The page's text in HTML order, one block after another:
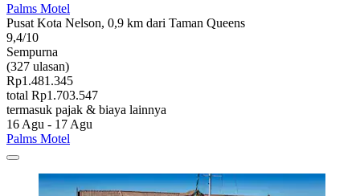
Palms Motel
Pusat Kota Nelson, 0,9 km dari Taman Queens
9,4/10
Sempurna
(327 ulasan)
Rp1.481.345
total Rp1.703.547
termasuk pajak & biaya lainnya
16 Agu - 17 Agu
Palms Motel